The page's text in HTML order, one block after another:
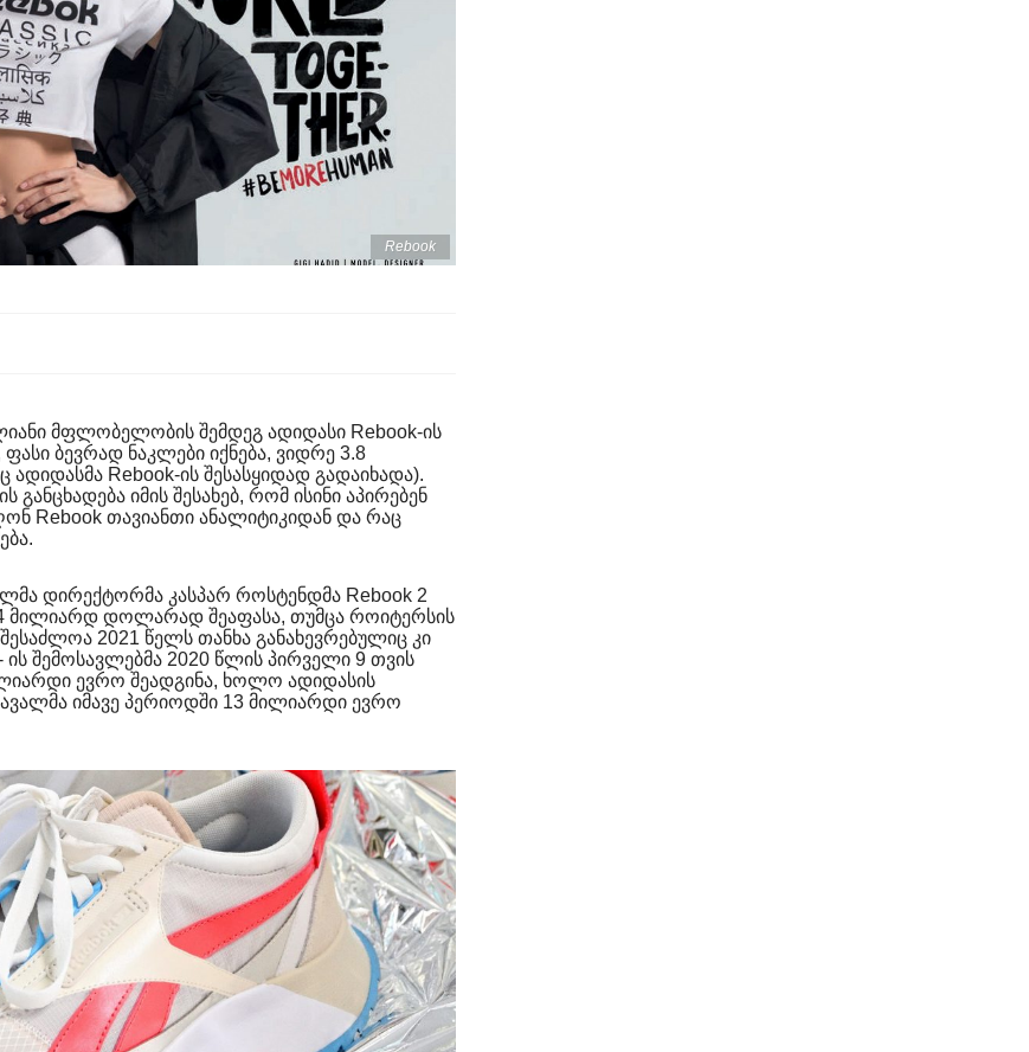
Rebook
მფლობელობის შემდეგ ადიდასი Rebook-ის
ბევრად ნაკლები იქნება, ვიდრე 3.8
Rebook-ის შესასყიდად გადაიხადა).
იმის შესახებ, რომ ისინი აპირებენ
Rebook თავიანთი ანალიტიკიდან და რაც
დირექტორმა კასპარ როსტენდმა Rebook 2
დოლარად შეაფასა, თუმცა როიტერსის
2021 წელს თანხა განახევრებულიც კი
ის შემოსავლებმა 2020 წლის პირველი 9 თვის
ევრო შეადგინა, ხოლო ადიდასის
იმავე პერიოდში 13 მილიარდი ევრო